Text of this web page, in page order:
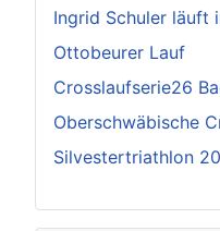
Ingrid Schuler läuft
Ottobeurer Lauf
Crosslaufserie26
Oberschwäbische
Silvestertriathlon